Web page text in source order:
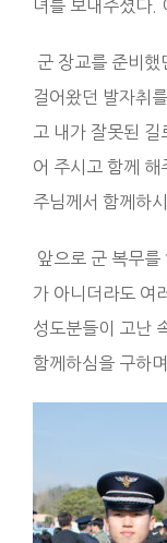
녀를 보내주셨다.
군 장교를 준비했
걸어왔던 발자취
고 내가 잘못된
어 주시고 함께 해
주님께서 함께하
앞으로 군 복무를
가 아니더라도 여
성도분들이 고난
함께하심을 구하